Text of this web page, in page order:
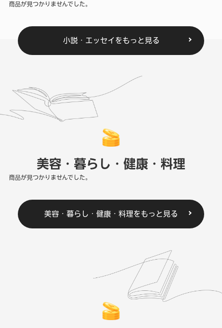
商品が見つかりませんでした。
小説・エッセイをもっと見る
美容・暮らし・健康・料理
商品が見つかりませんでした。
美容・暮らし・健康・料理をもっと見る